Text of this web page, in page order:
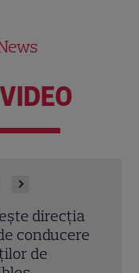
14. Antena 1
surprizele